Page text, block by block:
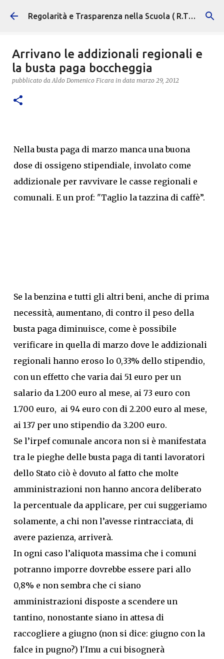
Passa ai contenuti principali Regolarità e Trasparenza nella Scuola ( R.T.S. )
Arrivano le addizionali regionali e
la busta paga boccheggia
pubblicato daAldo Domenico Ficara in data marzo 29, 2012
Nella busta paga di marzo manca una buona
dose di ossigeno stipendiale, involato come
addizionale per ravvivare le casse regionali e
comunali. E un prof: "Taglio la tazzina di caffè”.
Se la benzina e tutti gli altri beni, anche di prima
necessità, aumentano, di contro il peso della
busta paga diminuisce, come è possibile
verificare in quella di marzo dove le addizionali
regionali hanno eroso lo 0,33% dello stipendio,
con un effetto che varia dai 51 euro per un
salario da 1.200 euro al mese, ai 73 euro con
1.700 euro, ai 94 euro con di 2.200 euro al mese,
ai 137 per uno stipendio da 3.200 euro.
Se l’irpef comunale ancora non si è manifestata
tra le pieghe delle busta paga di tanti lavoratori
dello Stato ciò è dovuto al fatto che molte
amministrazioni non hanno ancora deliberato
la percentuale da applicare, per cui suggeriamo
solamente, a chi non l’avesse rintracciata, di
avere pazienza, arriverà.
In ogni caso l’aliquota massima che i comuni
potranno imporre dovrebbe essere pari allo
0,8% e non sembra che ci siano
amministrazioni disposte a scendere un
tantino, nonostante siano in attesa di
raccogliere a giugno (non si dice: giugno con la
falce in pugno?) l'Imu a cui bisognerà